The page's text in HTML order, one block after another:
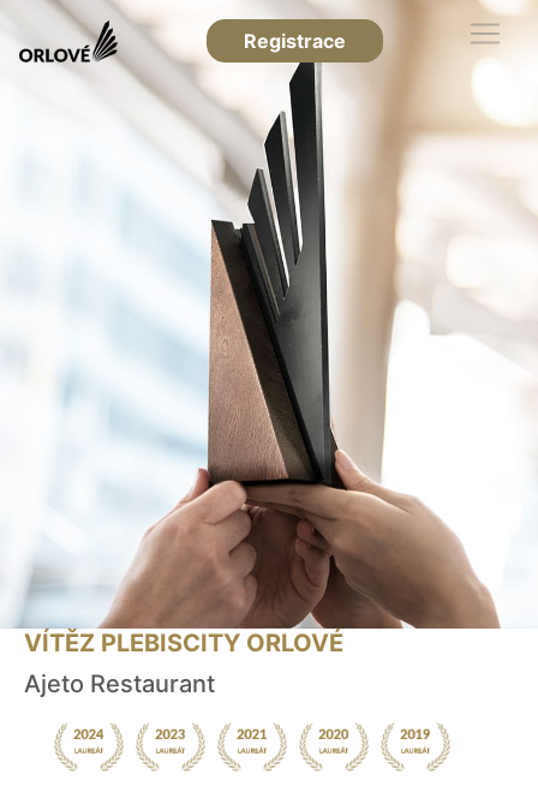
Registrace
VÍTĚZ PLEBISCITY ORLOVÉ
Ajeto Restaurant